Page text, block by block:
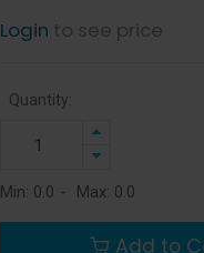
Login to see price
Quantity:
Min: 0.0 - Max: 0.0
Add to